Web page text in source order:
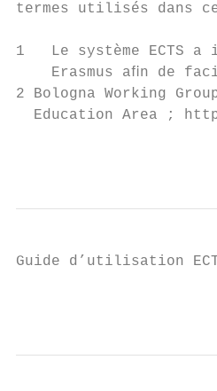
termes utilisés dans
1   Le système ECTS
Erasmus aﬁn de
2 Bologna Working
Education Area ;
Guide d’utilisation